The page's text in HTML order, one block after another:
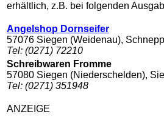
erhältlich, z.B. bei folgenden
Angelshop Dornseifer
57076 Siegen (Weidenau),
Tel: (0271) 72210
Schreibwaren Fromme
57080 Siegen (Niederschelden),
Tel: (0271) 351948
ANZEIGE